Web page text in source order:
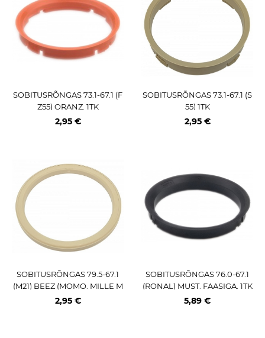
SOBITUSRÕNGAS 73.1-67.1 (F
Z55) ORANZ. 1TK
2,95 €
SOBITUSRÕNGAS 73.1-67.1 (S
55) 1TK
2,95 €
SOBITUSRÕNGAS 79.5-67.1
(M21) BEEZ (MOMO. MILLE M
IGLIA) 1TK
2,95 €
SOBITUSRÕNGAS 76.0-67.1
(RONAL) MUST. FAASIGA. 1TK
5,89 €